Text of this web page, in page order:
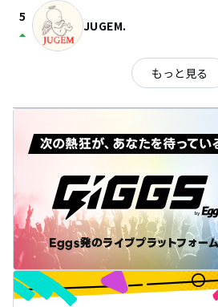
5
arrow_drop_up JUGEM.
もっと見る